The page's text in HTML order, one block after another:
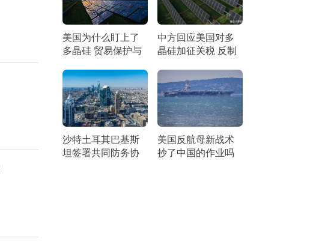
美国为什么盯上了
多晶硅 贸易保护与
中方回应美国对多
晶硅加征关税 反制
沙特土耳其巴基斯
坦签署共同防务协
美国反航母新战术
抄了中国的作业吗